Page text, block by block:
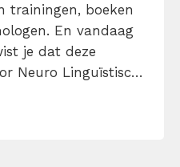
trainingen, boeken
En vandaag
je dat deze
Neuro Linguïstisch
namelijk je